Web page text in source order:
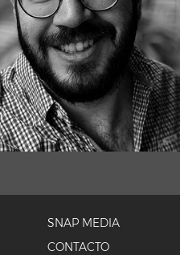
SNAP MEDIA
CONTACTO